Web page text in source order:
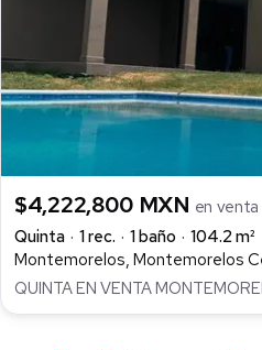
$4,222,800 MXN en venta
Quinta
1 rec. 1 baño
104.2 m²
Montemorelos, Montemorelos
QUINTA EN VENTA